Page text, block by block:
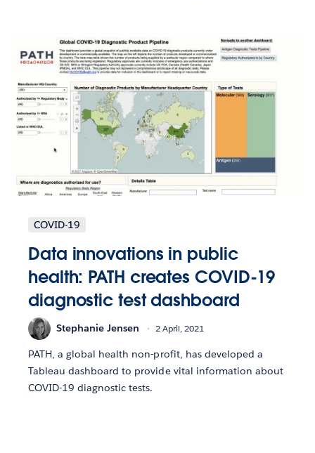
COVID-19
Data innovations in public
health: PATH creates COVID-19
diagnostic test dashboard
Stephanie Jensen 2 April, 2021
PATH, a global health non-profit, has developed a
Tableau dashboard to provide vital information about
COVID-19 diagnostic tests.